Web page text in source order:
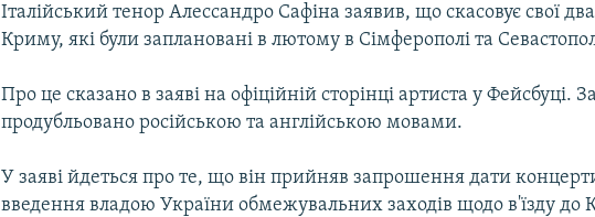
Італійський тенор Алессандро Сафіна заявив, що скасовує свої
Криму, які були заплановані в лютому в Сімферополі та
Про це сказано в заяві на офіційній сторінці артиста у Фейсбуці.
продубльовано російською та англійською мовами.
У заяві йдеться про те, що він прийняв запрошення дати
введення владою України обмежувальних заходів щодо в'їзду до